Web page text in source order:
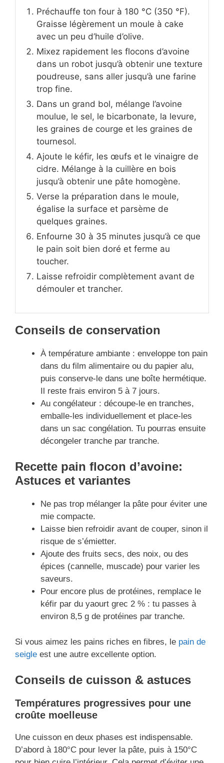
Préchauffe ton four à 180 °C (350 °F).
Graisse légèrement un moule à cake
avec un peu d’huile d’olive.
Mixez rapidement les flocons d’avoine
dans un robot jusqu’à obtenir une texture
poudreuse, sans aller jusqu’à une farine
trop fine.
Dans un grand bol, mélange l’avoine
moulue, le sel, le bicarbonate, la levure,
les graines de courge et les graines de
tournesol.
Ajoute le kéfir, les œufs et le vinaigre de
cidre. Mélange à la cuillère en bois
jusqu’à obtenir une pâte homogène.
Verse la préparation dans le moule,
égalise la surface et parsème de
quelques graines.
Enfourne 30 à 35 minutes jusqu’à ce que
le pain soit bien doré et ferme au
toucher.
Laisse refroidir complètement avant de
démouler et trancher.
Conseils de conservation
À température ambiante : enveloppe ton pain
dans du film alimentaire ou du papier alu,
puis conserve-le dans une boîte hermétique.
Il reste frais environ 5 à 7 jours.
Au congélateur : découpe-le en tranches,
emballe-les individuellement et place-les
dans un sac congélation. Tu pourras ensuite
décongeler tranche par tranche.
Recette pain flocon d’avoine:
Astuces et variantes
Ne pas trop mélanger la pâte pour éviter une
mie compacte.
Laisse bien refroidir avant de couper, sinon il
risque de s’émietter.
Ajoute des fruits secs, des noix, ou des
épices (cannelle, muscade) pour varier les
saveurs.
Pour encore plus de protéines, remplace le
kéfir par du yaourt grec 2 % : tu passes à
environ 8,5 g de protéines par tranche.
Si vous aimez les pains riches en fibres, le pain de
seigle est une autre excellente option.
Conseils de cuisson & astuces
Températures progressives pour une
croûte moelleuse
Une cuisson en deux phases est indispensable.
D’abord à 180°C pour lever la pâte, puis à 150°C